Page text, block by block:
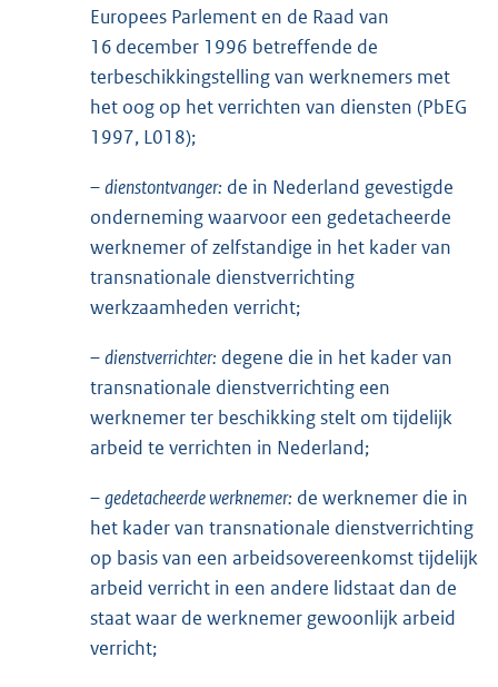
Europees Parlement en de Raad van
16 december 1996 betreffende de
terbeschikkingstelling van werknemers met
het oog op het verrichten van diensten (PbEG
1997, L018);
–dienstontvanger: de in Nederland gevestigde
onderneming waarvoor een gedetacheerde
werknemer of zelfstandige in het kader van
transnationale dienstverrichting
werkzaamheden verricht;
–dienstverrichter: degene die in het kader van
transnationale dienstverrichting een
werknemer ter beschikking stelt om tijdelijk
arbeid te verrichten in Nederland;
–gedetacheerde werknemer: de werknemer die in
het kader van transnationale dienstverrichting
op basis van een arbeidsovereenkomst tijdelijk
arbeid verricht in een andere lidstaat dan de
staat waar de werknemer gewoonlijk arbeid
verricht;